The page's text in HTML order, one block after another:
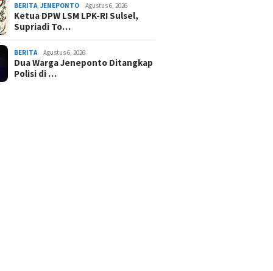
BERITA ,JENEPONTO Agustus 6, 2026
Ketua DPW LSM LPK-RI Sulsel,
Supriadi To…
BERITA Agustus 6, 2026
Dua Warga Jeneponto Ditangkap
Polisi di …